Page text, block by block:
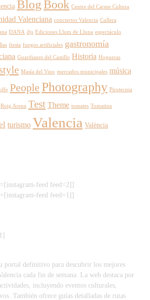
BlogBook Centre del Carme Cultura
Valenciana conciertos Valencia Cullera
DANA djs Ediciones Llum de Lluna espectáculo
fiesta fuegos artificiales gastronomía
Guardianes del Castillo Historia Hogueras
Masía del Vino mercados municipales música
People Photography Pirotecnia
Roig Arena Test Theme tomates Tomatina
turismo Valencia València
feed feed=2]]
feed feed=1]]
portal definitivo para descubrir los mejores
cada fin de semana. La web destaca por
incluyendo eventos culturales,
También ofrece guías detalladas de rutas